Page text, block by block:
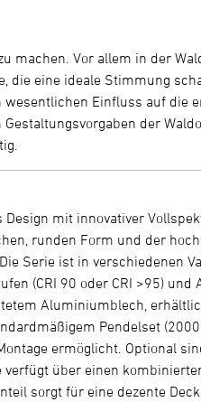
machen. Vor allem in der
die eine ideale Stimmung
Einfluss auf die
der
mit innovativer
runden Form und der
Serie ist in verschiedenen
(CRI 90 oder CRI >95)
Aluminiumblech,
Pendelset (2000
ermöglicht. Optional
über einen
sorgt für eine dezente